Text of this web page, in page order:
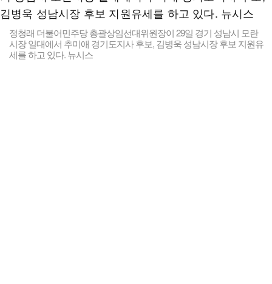
정청래 더불어민주당 총괄상임선대위원장이 29일 경기 성남시 모란
시장 일대에서 추미애 경기도지사 후보, 김병욱 성남시장 후보 지원유
세를 하고 있다. 뉴시스